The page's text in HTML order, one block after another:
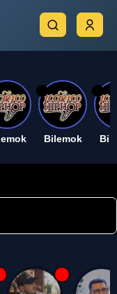
Bilemok